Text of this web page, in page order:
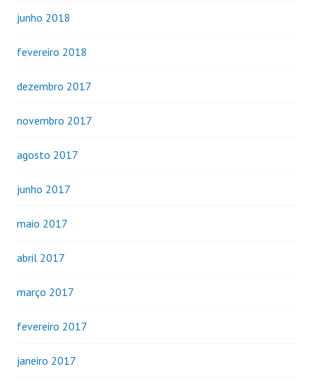
junho 2018
fevereiro 2018
dezembro 2017
novembro 2017
agosto 2017
junho 2017
maio 2017
abril 2017
março 2017
fevereiro 2017
janeiro 2017